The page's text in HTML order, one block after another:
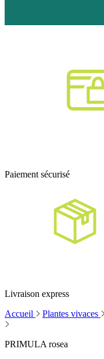
Paiement sécurisé
Livraison express
Accueil
Plantes vivaces
PRIMULA rosea